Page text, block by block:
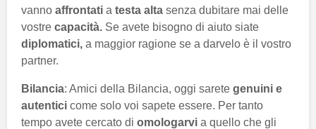
vanno affrontati a testa alta senza dubitare mai delle
vostre capacità. Se avete bisogno di aiuto siate
diplomatici, a maggior ragione se a darvelo è il vostro
partner.
Bilancia: Amici della Bilancia, oggi sarete genuini e
autentici come solo voi sapete essere. Per tanto
tempo avete cercato di omologarvi a quello che gli